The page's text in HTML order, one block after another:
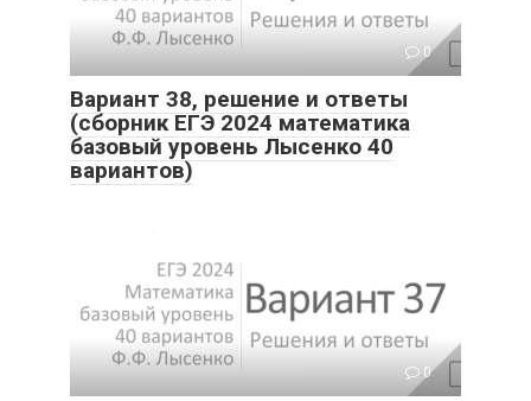
0
Вариант 38, решение и ответы
(сборник ЕГЭ 2024 математика
базовый уровень Лысенко 40
вариантов)
0